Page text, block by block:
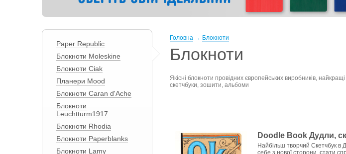
Paper Republic
Блокноти Moleskine
Блокноти Ciak
Планери Mood
Блокноти Caran d'Ache
Блокноти
Leuchtturm1917
Блокноти Rhodia
Блокноти Paperblanks
Блокноти Lamy
Головна → Блокноти
Блокноти
Якісні блокноти провідних європейських виробників,
скетчбуки, зошити, альбоми
Doodle Book Дудли,
Найбільш творчий Скетчбук в
себе з нової сторони, стати